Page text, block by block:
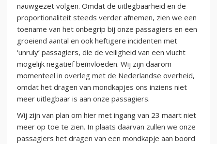
nauwgezet volgen. Omdat de uitlegbaarheid en de
proportionaliteit steeds verder afnemen, zien we een
toename van het onbegrip bij onze passagiers en een
groeiend aantal en ook heftigere incidenten met
‘unruly’ passagiers, die de veiligheid van een vlucht
mogelijk negatief beïnvloeden. Wij zijn daarom
momenteel in overleg met de Nederlandse overheid,
omdat het dragen van mondkapjes ons inziens niet
meer uitlegbaar is aan onze passagiers.
Wij zijn van plan om hier met ingang van 23 maart niet
meer op toe te zien. In plaats daarvan zullen we onze
passagiers het dragen van een mondkapje aan boord